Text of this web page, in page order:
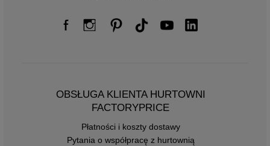
OBSŁUGA KLIENTA HURTOWNI
FACTORYPRICE
Płatności i koszty dostawy
Pytania o współpracę z hurtownią